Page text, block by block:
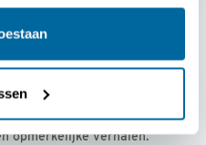
€ 36,00 per jaar
onze leden, met
opmerkelijke verhalen.